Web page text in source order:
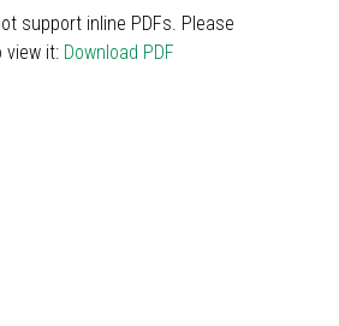
support inline PDFs. Please
view it: Download PDF